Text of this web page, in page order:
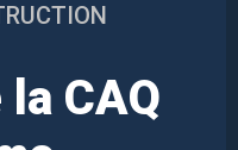
CAQ